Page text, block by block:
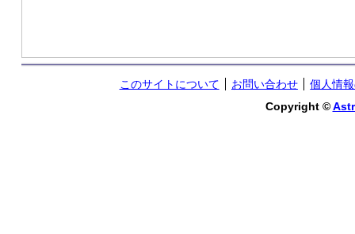
このサイトについて お問い合わせ
個人情
Copyright ©